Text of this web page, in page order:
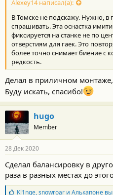
Alexey14 написал(а):
В Томске не подскажу. Нужно,
спрашивать. Эта оснастка
фиксируется на станке не по
отверстиям для гаек. Это
более точно снимает биение с
редкость.
Делал в приличном
Буду искать, спасибо!
hugo
Member
28 Дек 2020
Сделал балансировку в
раза в разных местах до
Б
Kl1nge,snowroarи Алькапоне